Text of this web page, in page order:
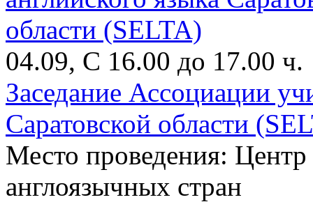
04.09, С 16.00 до 17.00 ч.
Заседание Ассоциации
Саратовской области
Место проведения:
англоязычных стран